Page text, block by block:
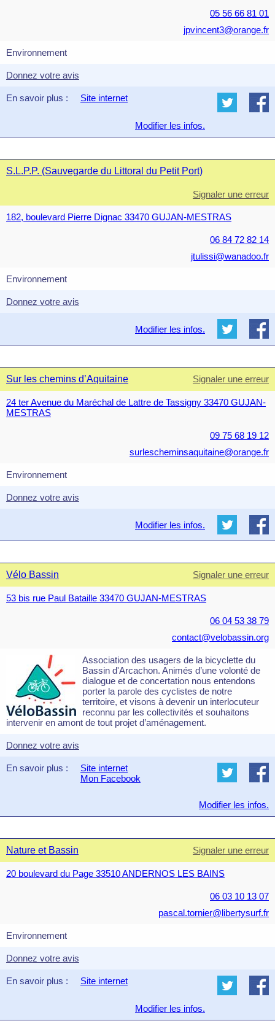
05 56 66 81 01
jpvincent3@orange.fr
Environnement
Donnez votre avis
En savoir plus : Site internet
Modifier les infos.
S.L.P.P. (Sauvegarde du Littoral du Petit Port)
Signaler une erreur
182, boulevard Pierre Dignac 33470 GUJAN-MESTRAS
06 84 72 82 14
jtulissi@wanadoo.fr
Environnement
Donnez votre avis
Modifier les infos.
Sur les chemins d’Aquitaine Signaler une erreur
24 ter Avenue du Maréchal de Lattre de Tassigny 33470 GUJAN-
MESTRAS
09 75 68 19 12
surlescheminsaquitaine@orange.fr
Environnement
Donnez votre avis
Modifier les infos.
Vélo Bassin Signaler une erreur
53 bis rue Paul Bataille 33470 GUJAN-MESTRAS
06 04 53 38 79
contact@velobassin.org
Association des usagers de la bicyclette du
Bassin d'Arcachon. Animés d’une volonté de
dialogue et de concertation nous entendons
porter la parole des cyclistes de notre
territoire, et visons à devenir un interlocuteur
reconnu par les collectivités et souhaitons
intervenir en amont de tout projet d’aménagement.
Donnez votre avis
En savoir plus :
Site internet
Mon Facebook
Modifier les infos.
Nature et Bassin Signaler une erreur
20 boulevard du Page 33510 ANDERNOS LES BAINS
06 03 10 13 07
pascal.tornier@libertysurf.fr
Environnement
Donnez votre avis
En savoir plus : Site internet
Modifier les infos.